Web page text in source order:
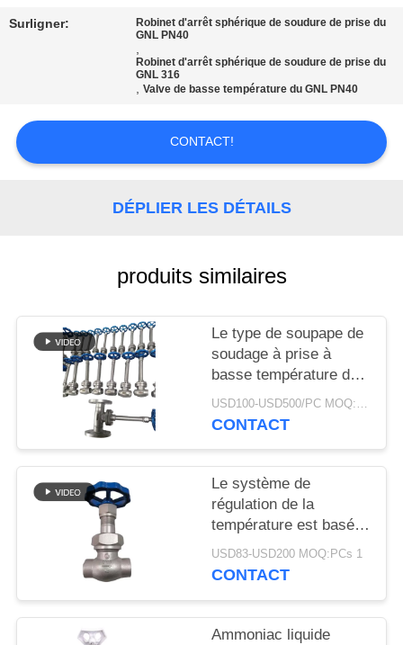
CONTACTEZ-
NOUVELLES
CAS
CITATION
PLAN
POLITIQUE
DE
CONFIDENTIALITÉ
Surligner:
Robinet d'arrêt sphérique de soudure de prise du
GNL PN40
,
Robinet d'arrêt sphérique de soudure de prise du
GNL 316
,Valve de basse température du GNL PN40
CONTACT!
DÉPLIER LES DÉTAILS
produits similaires
Le type de soupape de
soudage à prise à
basse température doit
être identifié.
USD100-USD500/PC MOQ:1pc
CONTACT
Le système de
régulation de la
température est basé
sur les caractéristiques
suivantes:
USD83-USD200 MOQ:PCs 1
CONTACT
Ammoniac liquide